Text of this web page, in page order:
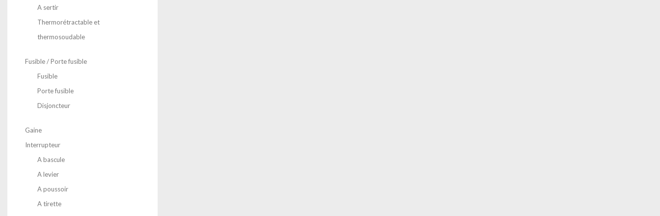
A sertir
Thermorétractable et
thermosoudable
Fusible / Porte fusible
Fusible
Porte fusible
Disjoncteur
Gaine
Interrupteur
A bascule
A levier
A poussoir
A tirette